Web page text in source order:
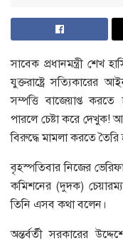
সাবেক প্রধানমন্ত্রী
যুক্তরাষ্ট্রে
সম্পত্তি বাজেয়াপ্ত
পারলে চেষ্টা করে দেখুক!
বিরুদ্ধে মামলা করতে
বৃহস্পতিবার নিজের
কমিশনের (দুদক)
তিনি এসব কথা বলেন।
অন্তর্বর্তী সরকারের